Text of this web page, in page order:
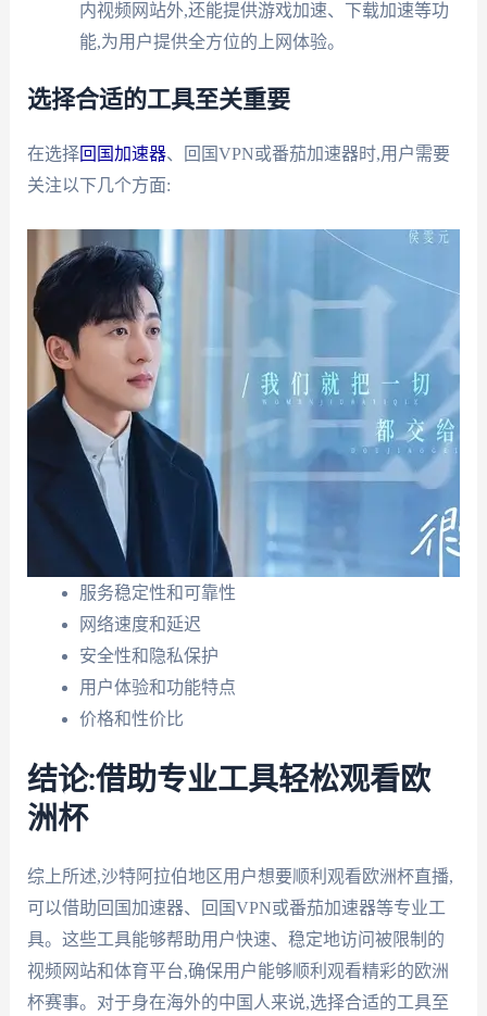
内视频网站外,还能提供游戏加速、下载加速等功
能,为用户提供全方位的上网体验。
选择合适的工具至关重要
在选择回国加速器、回国VPN或番茄加速器时,用户需要
关注以下几个方面:
服务稳定性和可靠性
网络速度和延迟
安全性和隐私保护
用户体验和功能特点
价格和性价比
结论:借助专业工具轻松观看欧
洲杯
综上所述,沙特阿拉伯地区用户想要顺利观看欧洲杯直播,
可以借助回国加速器、回国VPN或番茄加速器等专业工
具。这些工具能够帮助用户快速、稳定地访问被限制的
视频网站和体育平台,确保用户能够顺利观看精彩的欧洲
杯赛事。对于身在海外的中国人来说,选择合适的工具至